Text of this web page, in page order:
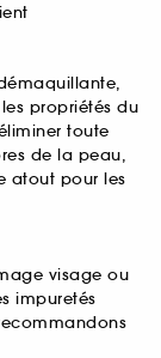
propriétés du
toute
de la peau,
atout pour les
visage ou
impuretés